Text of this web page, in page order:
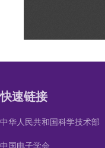
快速链接
中华人民共和国科学技术部
中国电子学会